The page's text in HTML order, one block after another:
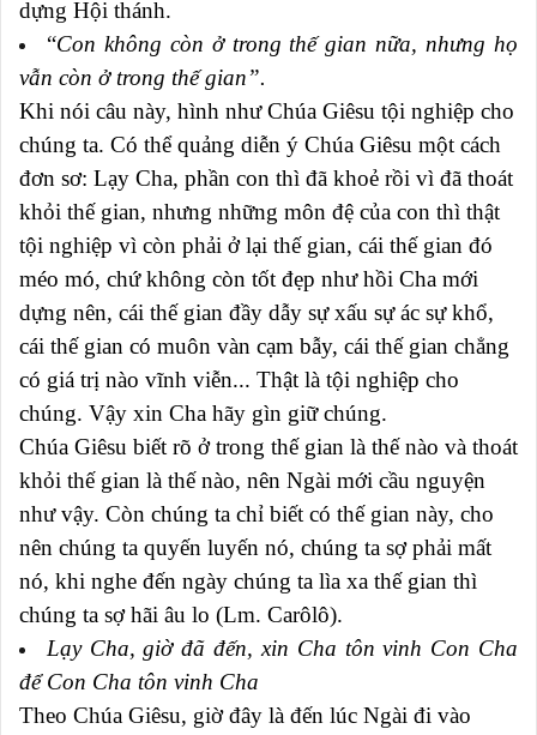
dựng Hội thánh.
“Con không còn ở trong thế gian nữa, nhưng họ
vẫn còn ở trong thế gian”.
Khi nói câu này, hình như Chúa Giêsu tội nghiệp cho
chúng ta. Có thể quảng diễn ý Chúa Giêsu một cách
đơn sơ: Lạy Cha, phần con thì đã khoẻ rồi vì đã thoát
khỏi thế gian, nhưng những môn đệ của con thì thật
tội nghiệp vì còn phải ở lại thế gian, cái thế gian đó
méo mó, chứ không còn tốt đẹp như hồi Cha mới
dựng nên, cái thế gian đầy dẫy sự xấu sự ác sự khổ,
cái thế gian có muôn vàn cạm bẫy, cái thế gian chẳng
có giá trị nào vĩnh viễn... Thật là tội nghiệp cho
chúng. Vậy xin Cha hãy gìn giữ chúng.
Chúa Giêsu biết rõ ở trong thế gian là thế nào và thoát
khỏi thế gian là thế nào, nên Ngài mới cầu nguyện
như vậy. Còn chúng ta chỉ biết có thế gian này, cho
nên chúng ta quyến luyến nó, chúng ta sợ phải mất
nó, khi nghe đến ngày chúng ta lìa xa thế gian thì
chúng ta sợ hãi âu lo (Lm. Carôlô).
Lạy Cha, giờ đã đến, xin Cha tôn vinh Con Cha
để Con Cha tôn vinh Cha
Theo Chúa Giêsu, giờ đây là đến lúc Ngài đi vào